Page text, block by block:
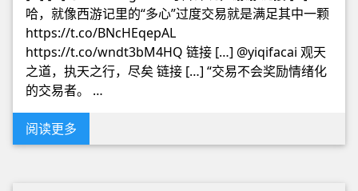
哈，就像西游记里的“多心”过度交易就是满足其中一颗
https://t.co/BNcHEqepAL
https://t.co/wndt3bM4HQ 链接 […] @yiqifacai 观天
之道，执天之行，尽矣 链接 […] “交易不会奖励情绪化
的交易者。 …
阅读更多